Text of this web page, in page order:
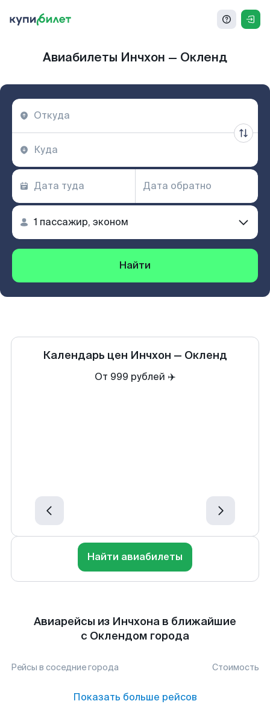
Авиабилеты Инчхон — Окленд
Найти
Календарь цен Инчхон — Окленд
От 999 рублей ✈️
Найти авиабилеты
Авиарейсы из Инчхона в ближайшие
с Оклендом города
Рейсы в соседние города Стоимость
Показать больше рейсов